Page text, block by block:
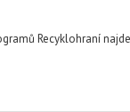
Recyklohraní